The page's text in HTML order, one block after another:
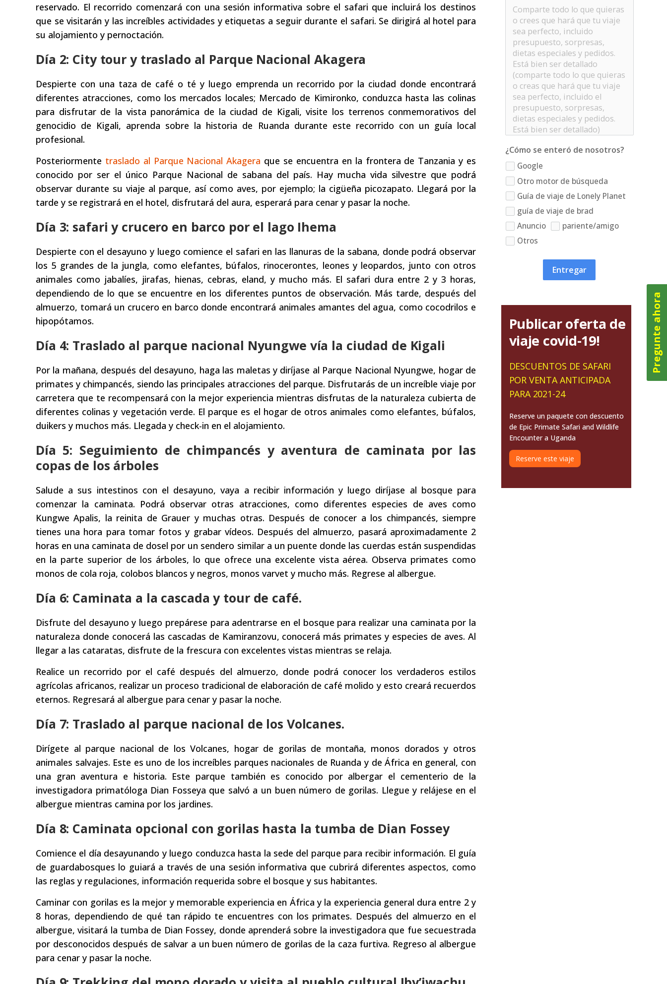
reservado. El recorrido comenzará con una sesión informativa sobre el safari que incluirá los destinos
que se visitarán y las increíbles actividades y etiquetas a seguir durante el safari. Se dirigirá al hotel para
su alojamiento y pernoctación.
Día 2: City tour y traslado al Parque Nacional Akagera
Despierte con una taza de café o té y luego emprenda un recorrido por la ciudad donde encontrará
diferentes atracciones, como los mercados locales; Mercado de Kimironko, conduzca hasta las colinas
para disfrutar de la vista panorámica de la ciudad de Kigali, visite los terrenos conmemorativos del
genocidio de Kigali, aprenda sobre la historia de Ruanda durante este recorrido con un guía local
profesional.
Posteriormente traslado al Parque Nacional Akagera que se encuentra en la frontera de Tanzania y es
conocido por ser el único Parque Nacional de sabana del país. Hay mucha vida silvestre que podrá
observar durante su viaje al parque, así como aves, por ejemplo; la cigüeña picozapato. Llegará por la
tarde y se registrará en el hotel, disfrutará del aura, esperará para cenar y pasar la noche.
Día 3: safari y crucero en barco por el lago Ihema
Despierte con el desayuno y luego comience el safari en las llanuras de la sabana, donde podrá observar
los 5 grandes de la jungla, como elefantes, búfalos, rinocerontes, leones y leopardos, junto con otros
animales como jabalíes, jirafas, hienas, cebras, eland, y mucho más. El safari dura entre 2 y 3 horas,
dependiendo de lo que se encuentre en los diferentes puntos de observación. Más tarde, después del
almuerzo, tomará un crucero en barco donde encontrará animales amantes del agua, como cocodrilos e
hipopótamos.
Día 4: Traslado al parque nacional Nyungwe vía la ciudad de Kigali
Por la mañana, después del desayuno, haga las maletas y diríjase al Parque Nacional Nyungwe, hogar de
primates y chimpancés, siendo las principales atracciones del parque. Disfrutarás de un increíble viaje por
carretera que te recompensará con la mejor experiencia mientras disfrutas de la naturaleza cubierta de
diferentes colinas y vegetación verde. El parque es el hogar de otros animales como elefantes, búfalos,
duikers y muchos más. Llegada y check-in en el alojamiento.
Día 5: Seguimiento de chimpancés y aventura de caminata por las
copas de los árboles
Salude a sus intestinos con el desayuno, vaya a recibir información y luego diríjase al bosque para
comenzar la caminata. Podrá observar otras atracciones, como diferentes especies de aves como
Kungwe Apalis, la reinita de Grauer y muchas otras. Después de conocer a los chimpancés, siempre
tienes una hora para tomar fotos y grabar vídeos. Después del almuerzo, pasará aproximadamente 2
horas en una caminata de dosel por un sendero similar a un puente donde las cuerdas están suspendidas
en la parte superior de los árboles, lo que ofrece una excelente vista aérea. Observa primates como
monos de cola roja, colobos blancos y negros, monos varvet y mucho más. Regrese al albergue.
Día 6: Caminata a la cascada y tour de café.
Disfrute del desayuno y luego prepárese para adentrarse en el bosque para realizar una caminata por la
naturaleza donde conocerá las cascadas de Kamiranzovu, conocerá más primates y especies de aves. Al
llegar a las cataratas, disfrute de la frescura con excelentes vistas mientras se relaja.
Realice un recorrido por el café después del almuerzo, donde podrá conocer los verdaderos estilos
agrícolas africanos, realizar un proceso tradicional de elaboración de café molido y esto creará recuerdos
eternos. Regresará al albergue para cenar y pasar la noche.
Día 7: Traslado al parque nacional de los Volcanes.
Dirígete al parque nacional de los Volcanes, hogar de gorilas de montaña, monos dorados y otros
animales salvajes. Este es uno de los increíbles parques nacionales de Ruanda y de África en general, con
una gran aventura e historia. Este parque también es conocido por albergar el cementerio de la
investigadora primatóloga Dian Fosseya que salvó a un buen número de gorilas. Llegue y relájese en el
albergue mientras camina por los jardines.
Día 8: Caminata opcional con gorilas hasta la tumba de Dian Fossey
Comience el día desayunando y luego conduzca hasta la sede del parque para recibir información. El guía
de guardabosques lo guiará a través de una sesión informativa que cubrirá diferentes aspectos, como
las reglas y regulaciones, información requerida sobre el bosque y sus habitantes.
Caminar con gorilas es la mejor y memorable experiencia en África y la experiencia general dura entre 2 y
8 horas, dependiendo de qué tan rápido te encuentres con los primates. Después del almuerzo en el
albergue, visitará la tumba de Dian Fossey, donde aprenderá sobre la investigadora que fue secuestrada
por desconocidos después de salvar a un buen número de gorilas de la caza furtiva. Regreso al albergue
para cenar y pasar la noche.
¿Cómo se enteró de nosotros?
Google
Otro motor de búsqueda
Guía de viaje de Lonely Planet
guía de viaje de brad
Anuncio
pariente/amigo
Otros
Entregar
Publicar oferta de
viaje covid-19!
DESCUENTOS DE SAFARI
POR VENTA ANTICIPADA
PARA 2021-24
Reserve un paquete con descuento
de Epic Primate Safari and Wildlife
Encounter a Uganda
Reserve este viaje
Pregunte ahora